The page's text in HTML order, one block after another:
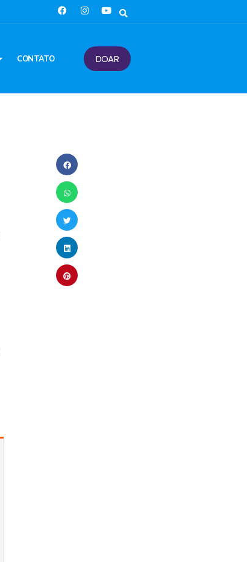
CONTATO DOAR